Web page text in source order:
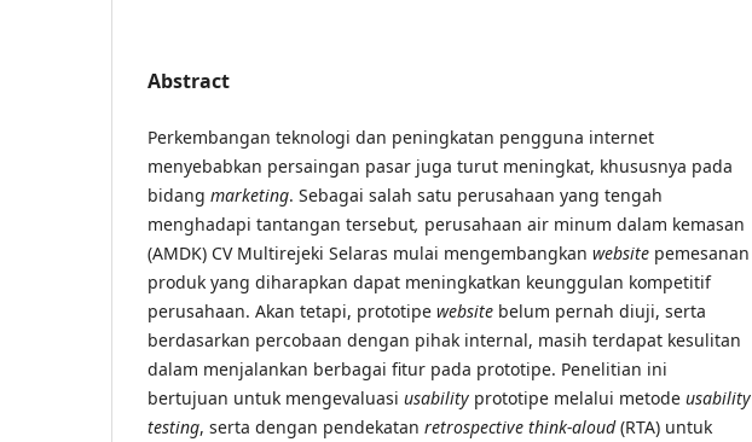
Abstract
Perkembangan teknologi dan peningkatan pengguna internet
menyebabkan persaingan pasar juga turut meningkat, khususnya pada
bidang marketing. Sebagai salah satu perusahaan yang tengah
menghadapi tantangan tersebut, perusahaan air minum dalam kemasan
(AMDK) CV Multirejeki Selaras mulai mengembangkan website pemesanan
produk yang diharapkan dapat meningkatkan keunggulan kompetitif
perusahaan. Akan tetapi, prototipe website belum pernah diuji, serta
berdasarkan percobaan dengan pihak internal, masih terdapat kesulitan
dalam menjalankan berbagai fitur pada prototipe. Penelitian ini
bertujuan untuk mengevaluasi usability prototipe melalui metode usability
testing, serta dengan pendekatan retrospective think-aloud(RTA) untuk